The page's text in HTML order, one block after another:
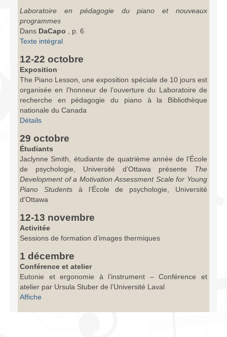
Laboratoire en pédagogie du piano et nouveaux
programmes
Dans DaCapo , p. 6
Texte intégral
12-22 octobre
Exposition
The Piano Lesson, une exposition spéciale de 10 jours est
organisée en l’honneur de l’ouverture du Laboratoire de
recherche en pédagogie du piano à la Bibliothèque
nationale du Canada
Détails
29 octobre
Étudiants
Jaclynne Smith, étudiante de quatrième année de l’École
de psychologie, Université d’Ottawa présente The
Development of a Motivation Assessment Scale for Young
Piano Studentsà l’École de psychologie, Université
d’Ottawa
12-13 novembre
Activitée
Sessions de formation d’images thermiques
1 décembre
Conférence et atelier
Eutonie et ergonomie à l’instrument – Conférence et
atelier par Ursula Stuber de l’Université Laval
Affiche